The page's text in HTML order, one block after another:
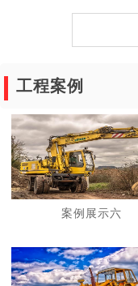
工程案例
案例展示六